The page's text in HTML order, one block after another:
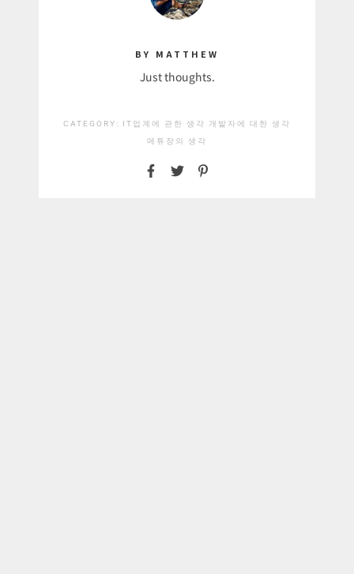
BY MATTHEW
Just thoughts.
CATEGORY: IT업계에 관한 생각
개발자에 대한 생각
메튜장의 생각